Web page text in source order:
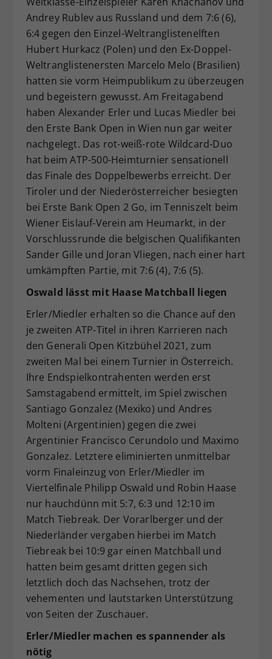
Andrey Rublev aus Russland und dem 7:6 (6),
6:4 gegen den Einzel-Weltranglistenelften
Hubert Hurkacz (Polen) und den Ex-Doppel-
Weltranglistenersten Marcelo Melo (Brasilien)
hatten sie vorm Heimpublikum zu überzeugen
und begeistern gewusst. Am Freitagabend
haben Alexander Erler und Lucas Miedler bei
den Erste Bank Open in Wien nun gar weiter
nachgelegt. Das rot-weiß-rote Wildcard-Duo
hat beim ATP-500-Heimturnier sensationell
das Finale des Doppelbewerbs erreicht. Der
Tiroler und der Niederösterreicher besiegten
bei Erste Bank Open 2 Go, im Tenniszelt beim
Wiener Eislauf-Verein am Heumarkt, in der
Vorschlussrunde die belgischen Qualifikanten
Sander Gille und Joran Vliegen, nach einer hart
umkämpften Partie, mit 7:6 (4), 7:6 (5).
Oswald lässt mit Haase Matchball liegen
Erler/Miedler erhalten so die Chance auf den
je zweiten ATP-Titel in ihren Karrieren nach
den Generali Open Kitzbühel 2021, zum
zweiten Mal bei einem Turnier in Österreich.
Ihre Endspielkontrahenten werden erst
Samstagabend ermittelt, im Spiel zwischen
Santiago Gonzalez (Mexiko) und Andres
Molteni (Argentinien) gegen die zwei
Argentinier Francisco Cerundolo und Maximo
Gonzalez. Letztere eliminierten unmittelbar
vorm Finaleinzug von Erler/Miedler im
Viertelfinale Philipp Oswald und Robin Haase
nur hauchdünn mit 5:7, 6:3 und 12:10 im
Match Tiebreak. Der Vorarlberger und der
Niederländer vergaben hierbei im Match
Tiebreak bei 10:9 gar einen Matchball und
hatten beim gesamt dritten gegen sich
letztlich doch das Nachsehen, trotz der
vehementen und lautstarken Unterstützung
von Seiten der Zuschauer.
Erler/Miedler machen es spannender als
nötig
Zweck
Dieser Wert speichert Ihre Consent-
Einstellungen. Unter anderem eine
zufällig generierte ID, für die
historische Speicherung Ihrer
vorgenommen Einstellungen, falls der
Webseiten-Betreiber dies eingestellt
hat.